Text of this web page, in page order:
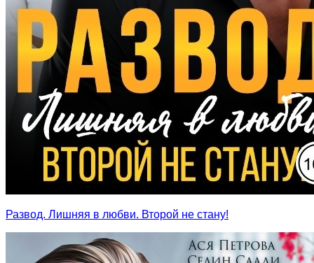
Развод. Лишняя в любви. Второй не стану!